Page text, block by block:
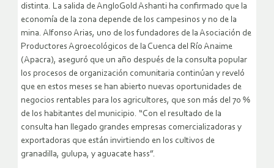
distinta. La salida de AngloGold Ashanti ha confirmado que la
economía de la zona depende de los campesinos y no de la
mina. Alfonso Arias, uno de los fundadores de la Asociación de
Productores Agroecológicos de la Cuenca del Río Anaime
(Apacra), aseguró que un año después de la consulta popular
los procesos de organización comunitaria continúan y reveló
que en estos meses se han abierto nuevas oportunidades de
negocios rentables para los agricultores, que son más del 70 %
de los habitantes del municipio. “Con el resultado de la
consulta han llegado grandes empresas comercializadoras y
exportadoras que están invirtiendo en los cultivos de
granadilla, gulupa, y aguacate hass”.